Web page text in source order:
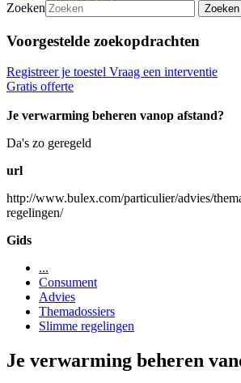
Zoeken
Zoeken
Voorgestelde zoekopdrachten
Registreer je toestel Vraag een interventie
Gratis offerte
Je verwarming beheren vanop afstand?
Da's zo geregeld
url
http://www.bulex.com/particulier/advies/
regelingen/
Gids
...
Consument
Advies
Themadossiers
Slimme regelingen
Je verwarming beheren